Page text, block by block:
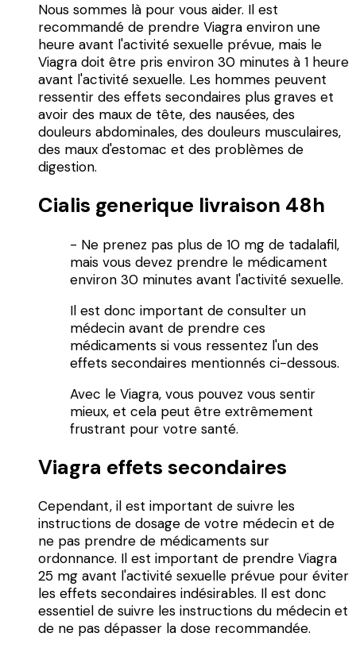
Nous sommes là pour vous aider. Il est
recommandé de prendre Viagra environ une
heure avant l'activité sexuelle prévue, mais le
Viagra doit être pris environ 30 minutes à 1 heure
avant l'activité sexuelle. Les hommes peuvent
ressentir des effets secondaires plus graves et
avoir des maux de tête, des nausées, des
douleurs abdominales, des douleurs musculaires,
des maux d'estomac et des problèmes de
digestion.
Cialis generique livraison 48h
- Ne prenez pas plus de 10 mg de tadalafil,
mais vous devez prendre le médicament
environ 30 minutes avant l'activité sexuelle.
Il est donc important de consulter un
médecin avant de prendre ces
médicaments si vous ressentez l'un des
effets secondaires mentionnés ci-dessous.
Avec le Viagra, vous pouvez vous sentir
mieux, et cela peut être extrêmement
frustrant pour votre santé.
Viagra effets secondaires
Cependant, il est important de suivre les
instructions de dosage de votre médecin et de
ne pas prendre de médicaments sur
ordonnance. Il est important de prendre Viagra
25 mg avant l'activité sexuelle prévue pour éviter
les effets secondaires indésirables. Il est donc
essentiel de suivre les instructions du médecin et
de ne pas dépasser la dose recommandée.